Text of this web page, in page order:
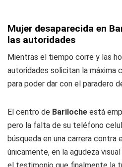
Mujer desaparecida en
las autoridades
Mientras el tiempo corre y las
autoridades solicitan la máxima
para poder dar con el paradero
El centro de Bariloche está
pero la falta de su teléfono
búsqueda en una carrera contra
únicamente, en la agudeza